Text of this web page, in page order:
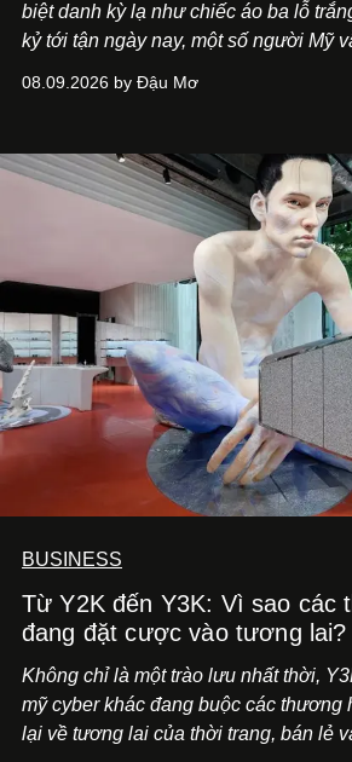
biệt danh kỳ lạ như chiếc áo ba lỗ
kỷ tới tận ngày nay, một số người Mỹ
08.09.2026 by Đậu Mơ
BUSINESS
Từ Y2K đến Y3K: Vì sao các
đang đặt cược vào tương lai?
Không chỉ là một trào lưu nhất thời,
mỹ cyber khác đang buộc các thương
lại về tương lai của thời trang, bán lẻ